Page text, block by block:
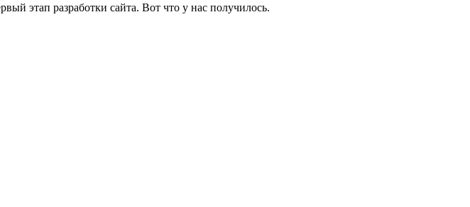
этап разработки сайта. Вот что у нас получилось.